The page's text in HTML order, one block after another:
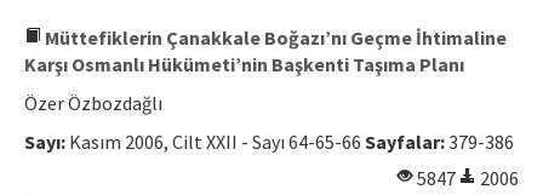
Müttefiklerin Çanakkale Boğazı’nı Geçme İhtimaline
Karşı Osmanlı Hükümeti’nin Başkenti Taşıma Planı
Özer Özbozdağlı
Sayı: Kasım 2006, Cilt XXII - Sayı 64-65-66 Sayfalar:379-386
5847
2006